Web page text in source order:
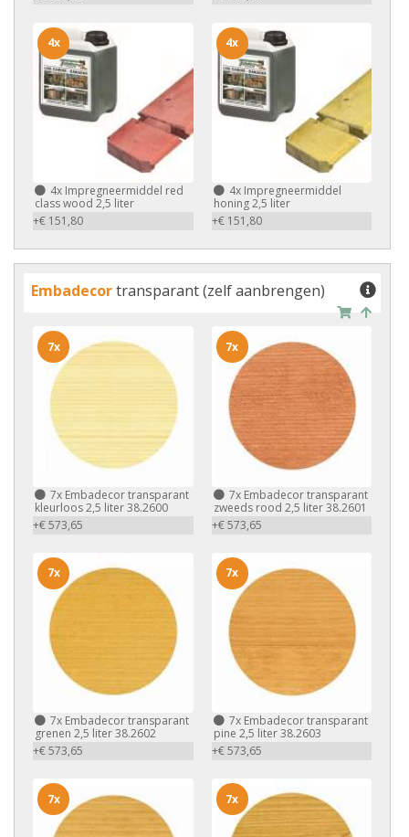
4x Impregneermiddel red
class wood 2,5 liter
+€ 151,80
4x
4xImpregneermiddel
honing 2,5 liter
+€ 151,80
4x
Embadecortransparant (zelf aanbrengen)
7x Embadecor transparant
kleurloos 2,5 liter 38.2600
+€ 573,65
7x
7xEmbadecor transparant
zweeds rood 2,5 liter 38.2601
+€ 573,65
7x
7x Embadecor transparant
grenen 2,5 liter 38.2602
+€ 573,65
7x
7xEmbadecor transparant
pine 2,5 liter 38.2603
+€ 573,65
7x
7x 7x